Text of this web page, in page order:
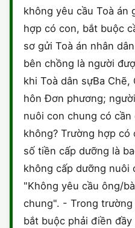
không yêu cầu Toà án
hợp có con, bắt buộc
sơ gửi Toà án nhân
bên chồng là người
khi Toà dân sựBa
hôn Đơn phương;
nuôi con chung có
không? Trường hợp
số tiền cấp dưỡng là
không cấp dưỡng nuôi
"Không yêu cầu ông/
chung". - Trong
bắt buộc phải điền